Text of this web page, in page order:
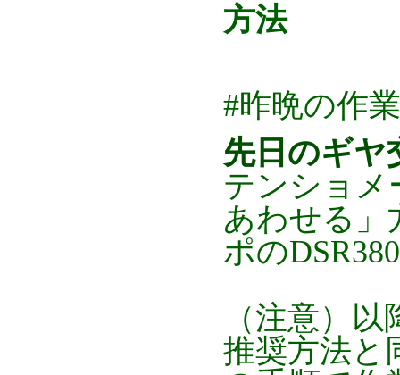
方法
#昨晩の作
先日のギヤ
テンショメ
あわせる」
ポの
（注意）
推奨方法と